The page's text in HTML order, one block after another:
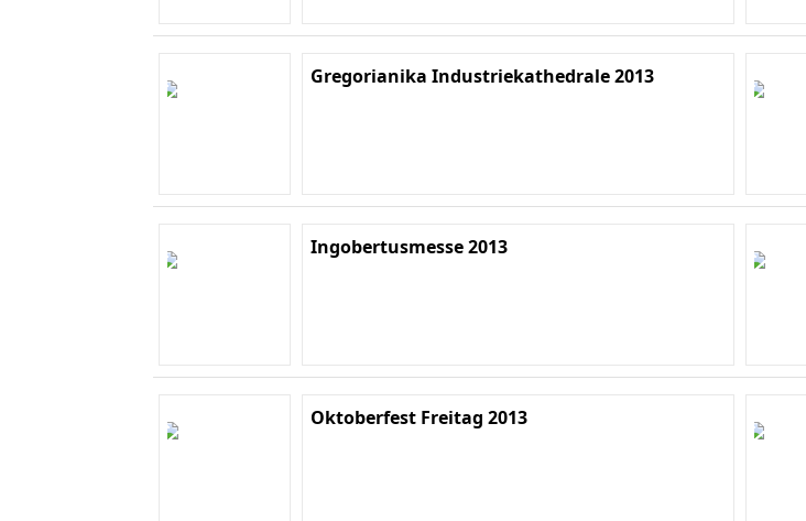
Gregorianika Industriekathedrale 2013
Ingobertusmesse 2013
Oktoberfest Freitag 2013